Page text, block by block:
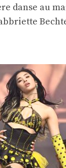
danse au